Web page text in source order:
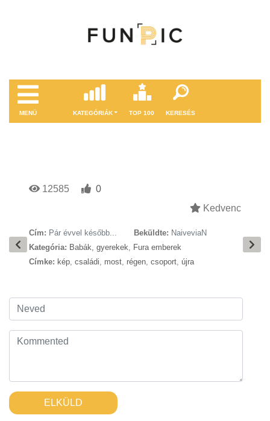
MENÜ KATEGÓRIÁK TOP 100 KERESÉS
12585
0
Kedvenc
Cím: Pár évvel később... Beküldte: NaiveviaN
Kategória: Babák, gyerekek, Fura emberek
Címke: kép, családi, most, régen, csoport, újra
ELKÜLD